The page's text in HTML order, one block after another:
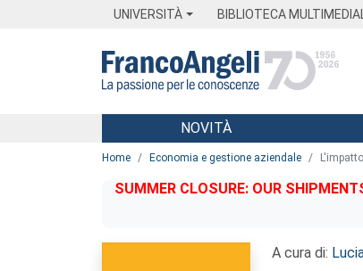
UNIVERSITÀ BIBLIOTECA
Menu
NOVITÀ
Home Economia e gestione aziendale
SUMMER CLOSURE: OUR
A cura di: